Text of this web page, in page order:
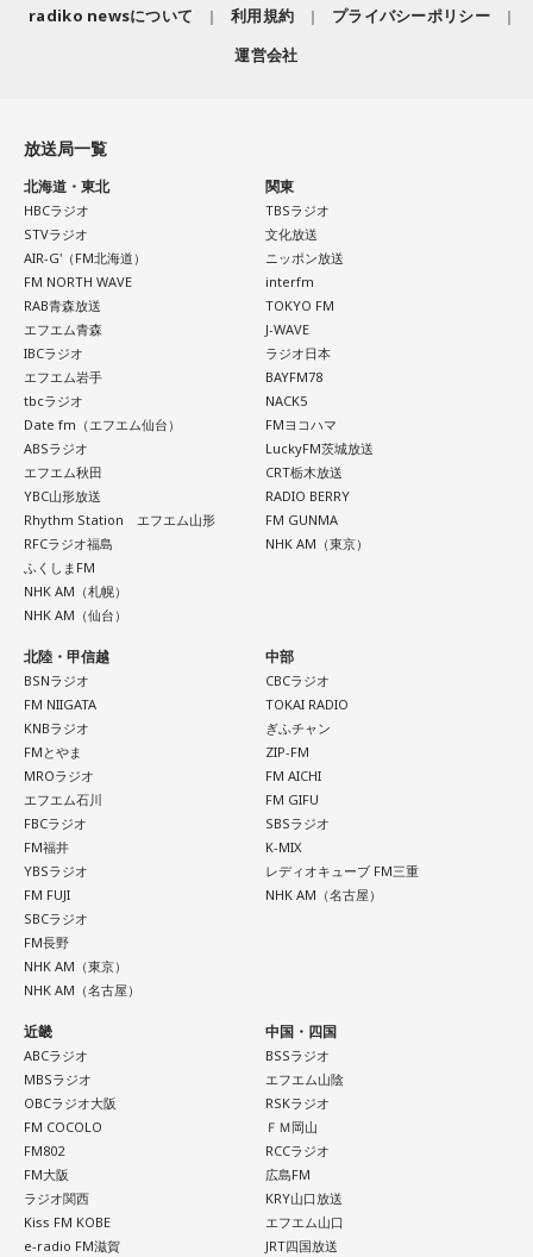
radiko newsについて 利用規約
プライバシーポリシー
運営会社
放送局一覧
北海道・東北
HBCラジオ
STVラジオ
AIR-G'（FM北海道）
FM NORTH WAVE
RAB青森放送
エフエム青森
IBCラジオ
エフエム岩手
tbcラジオ
Date fm（エフエム仙台）
ABSラジオ
エフエム秋田
YBC山形放送
Rhythm Station エフエム山形
RFCラジオ福島
ふくしまFM
NHK AM（札幌）
NHK AM（仙台）
関東
TBSラジオ
文化放送
ニッポン放送
interfm
TOKYO FM
J-WAVE
ラジオ日本
BAYFM78
NACK5
FMヨコハマ
LuckyFM茨城放送
CRT栃木放送
RADIO BERRY
FM GUNMA
NHK AM（東京）
北陸・甲信越
BSNラジオ
FM NIIGATA
KNBラジオ
FMとやま
MROラジオ
エフエム石川
FBCラジオ
FM福井
YBSラジオ
FM FUJI
SBCラジオ
FM長野
NHK AM（東京）
NHK AM（名古屋）
中部
CBCラジオ
TOKAI RADIO
ぎふチャン
ZIP-FM
FM AICHI
FM GIFU
SBSラジオ
K-MIX
レディオキューブ FM三重
NHK AM（名古屋）
近畿
ABCラジオ
MBSラジオ
OBCラジオ大阪
FM COCOLO
FM802
FM大阪
ラジオ関西
Kiss FM KOBE
e-radio FM滋賀
中国・四国
BSSラジオ
エフエム山陰
RSKラジオ
ＦＭ岡山
RCCラジオ
広島FM
KRY山口放送
エフエム山口
JRT四国放送